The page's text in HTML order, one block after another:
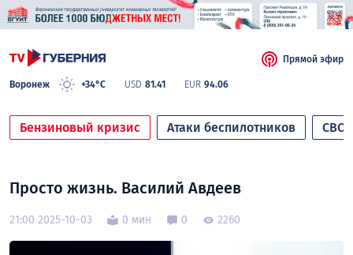
Воронеж +34°C USD 81.41 EUR 94.06
Прямой эфир
Бензиновый кризис Атаки беспилотников СВО
Просто жизнь. Василий Авдеев
21:00 2025-10-03 0 мин 0 2260